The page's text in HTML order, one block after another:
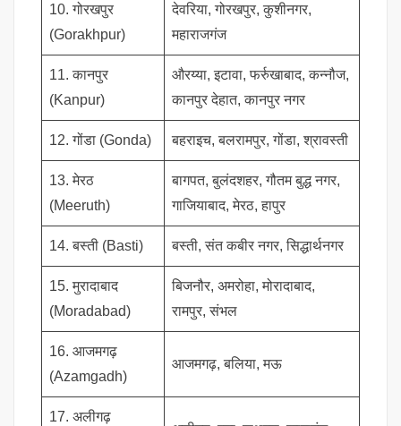
10. गोरखपुर
(Gorakhpur)
देवरिया, गोरखपुर, कुशीनगर,
महाराजगंज
11. कानपुर
(Kanpur)
औरय्या, इटावा, फर्रुखाबाद, कन्नौज,
कानपुर देहात, कानपुर नगर
12. गोंडा (Gonda) बहराइच, बलरामपुर, गोंडा, श्रावस्ती
13. मेरठ
(Meeruth)
बागपत, बुलंदशहर, गौतम बुद्ध नगर,
गाजियाबाद, मेरठ, हापुर
14. बस्ती (Basti) बस्ती, संत कबीर नगर, सिद्धार्थनगर
15. मुरादाबाद
(Moradabad)
बिजनौर, अमरोहा, मोरादाबाद,
रामपुर, संभल
16. आजमगढ़
(Azamgadh)
आजमगढ़, बलिया, मऊ
17. अलीगढ़